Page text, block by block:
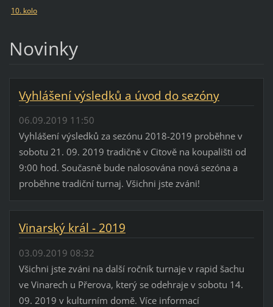
10. kolo
Novinky
Vyhlášení výsledků a úvod do sezóny
06.09.2019 11:50
Vyhlášení výsledků za sezónu 2018-2019 proběhne v
sobotu 21. 09. 2019 tradičně v Citově na koupališti od
9:00 hod. Současně bude nalosována nová sezóna a
proběhne tradiční turnaj. Všichni jste zváni!
Vinarský král - 2019
03.09.2019 08:32
Všichni jste zváni na další ročník turnaje v rapid šachu
ve Vinarech u Přerova, který se odehraje v sobotu 14.
09. 2019 v kulturním domě. Více informací